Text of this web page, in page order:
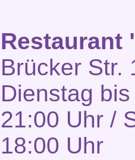
Restaurant
Brücker Str.
Dienstag
21:00 Uhr /
18:00 Uhr